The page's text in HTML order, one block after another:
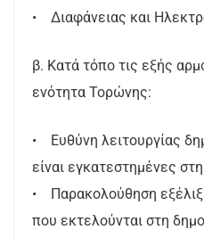
• Διαφάνειας και
β. Κατά τόπο τις εξής
ενότητα Τορώνης:
• Ευθύνη λειτουργίας
είναι εγκατεστημένες
• Παρακολούθηση
που εκτελούνται στη